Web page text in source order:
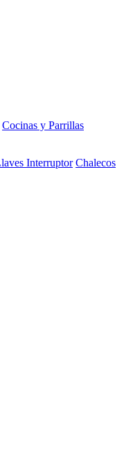
Cocinas y Parrillas
Interruptor Chalecos